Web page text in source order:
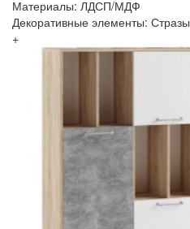
Материалы: ЛДСП/МДФ
Декоративные элементы: Стразы
+